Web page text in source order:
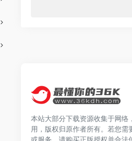
本站大部分下载资源收集于网络
用，版权归原作者所有。若您需
或服务，请购买正版授权并合法